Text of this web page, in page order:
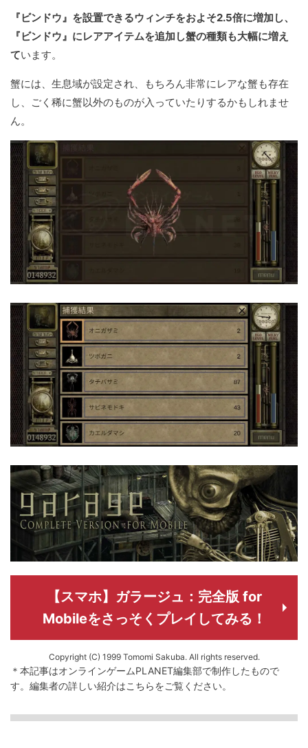
『ビンドウ』を設置できるウィンチをおよそ2.5倍に増加し、
『ビンドウ』にレアアイテムを追加し蟹の種類も大幅に増え
ています。
蟹には、生息域が設定され、もちろん非常にレアな蟹も存在
し、ごく稀に蟹以外のものが入っていたりするかもしれませ
ん。
【スマホ】ガラージュ：完全版 for
Mobileをさっそくプレイしてみる！
Copyright (C) 1999 Tomomi Sakuba. All rights reserved.
＊本記事はオンラインゲームPLANET編集部で制作したもので
す。 編集者の詳しい紹介はこちらをご覧ください。